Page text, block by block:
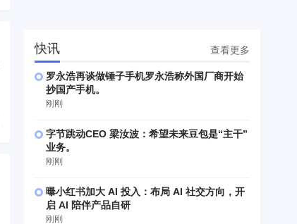
快讯 查看更多
罗永浩再谈做锤子手机罗永浩称外国厂商开始
抄国产手机。
刚刚
字节跳动CEO 梁汝波：希望未来豆包是“主干”
业务。
刚刚
曝小红书加大 AI 投入：布局 AI 社交方向，开
启 AI 陪伴产品自研
刚刚